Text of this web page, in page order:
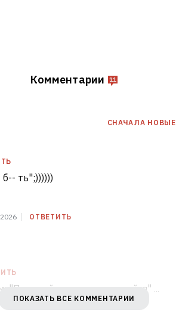
Комментарии 11
СНАЧАЛА НОВЫE
б-- ть";))))))
ОТВЕТИТЬ
"Пожалуйста, разворачивайся" ...
ПОКАЗАТЬ ВСЕ КОММЕНТАРИИ